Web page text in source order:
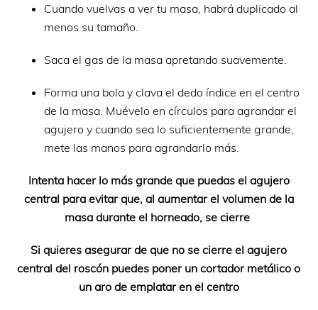
Cuando vuelvas a ver tu masa, habrá duplicado al
menos su tamaño.
Saca el gas de la masa apretando suavemente.
Forma una bola y clava el dedo índice en el centro
de la masa. Muévelo en círculos para agrandar el
agujero y cuando sea lo suficientemente grande,
mete las manos para agrandarlo más.
Intenta hacer lo más grande que puedas el agujero
central para evitar que, al aumentar el volumen de la
masa durante el horneado, se cierre
Si quieres asegurar de que no se cierre el agujero
central del roscón puedes poner un cortador metálico o
un aro de emplatar en el centro